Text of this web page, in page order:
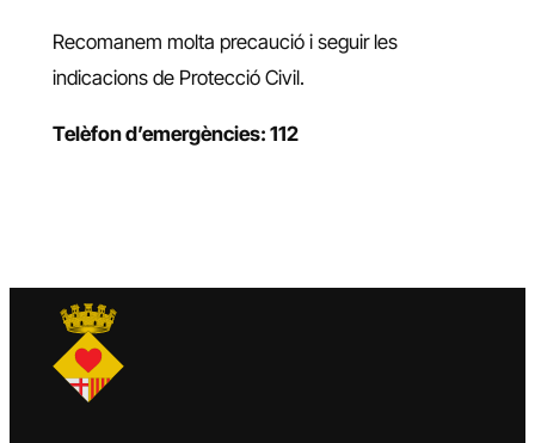
Recomanem molta precaució i seguir les
indicacions de Protecció Civil.
Telèfon d’emergències: 112